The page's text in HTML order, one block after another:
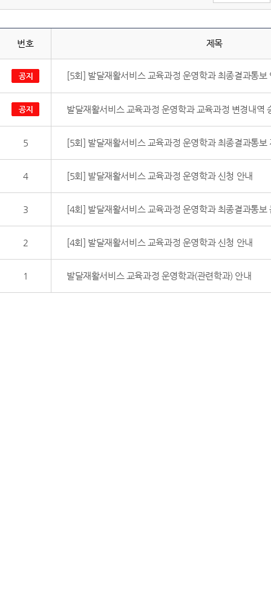
번호 제목
[5회] 발달재활서비스 교육과정 운영학과 최종결과통보
발달재활서비스 교육과정 운영학과 교육과정 변경내역
5 [5회] 발달재활서비스 교육과정 운영학과 최종결과통보
4 [5회] 발달재활서비스 교육과정 운영학과 신청 안내
3 [4회] 발달재활서비스 교육과정 운영학과 최종결과통보
2 [4회] 발달재활서비스 교육과정 운영학과 신청 안내
1 발달재활서비스 교육과정 운영학과(관련학과) 안내